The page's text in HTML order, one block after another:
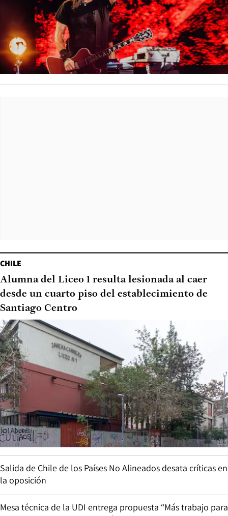
CHILE
Alumna del Liceo 1 resulta lesionada al caer
desde un cuarto piso del establecimiento de
Santiago Centro
Salida de Chile de los Países No Alineados desata críticas en
la oposición
Mesa técnica de la UDI entrega propuesta “Más trabajo para